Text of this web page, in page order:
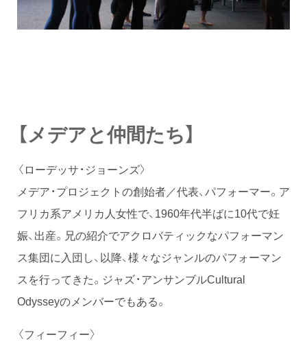
【メデアと仲間たち】
〈ローデッサ・ジョーンズ〉
メデア・プロジェクトの創始者／代表、パフォーマー。ア
フリカ系アメリカ人女性で、1960年代半ばに10代で妊
娠、出産。兄の紹介でアクロバティックなパフォーマン
ス集団に入団し、以降、様々なジャンルのパフォーマン
スを行ってきた。ジャズ・アンサンブルCultural
Odysseyのメンバーでもある。
〈フィーフィー〉